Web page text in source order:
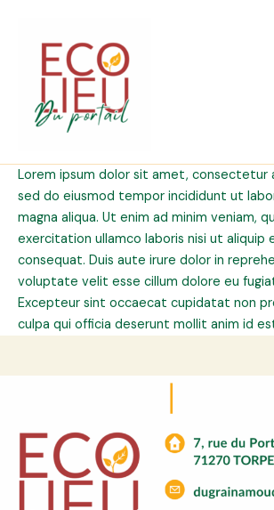
contenu
Lorem ipsum dolor sit amet, consectetur
sed do eiusmod tempor incididunt ut
magna aliqua. Ut enim ad minim veniam,
exercitation ullamco laboris nisi ut aliquip
consequat. Duis aute irure dolor in
voluptate velit esse cillum dolore eu
Excepteur sint occaecat cupidatat non
culpa qui officia deserunt mollit anim id